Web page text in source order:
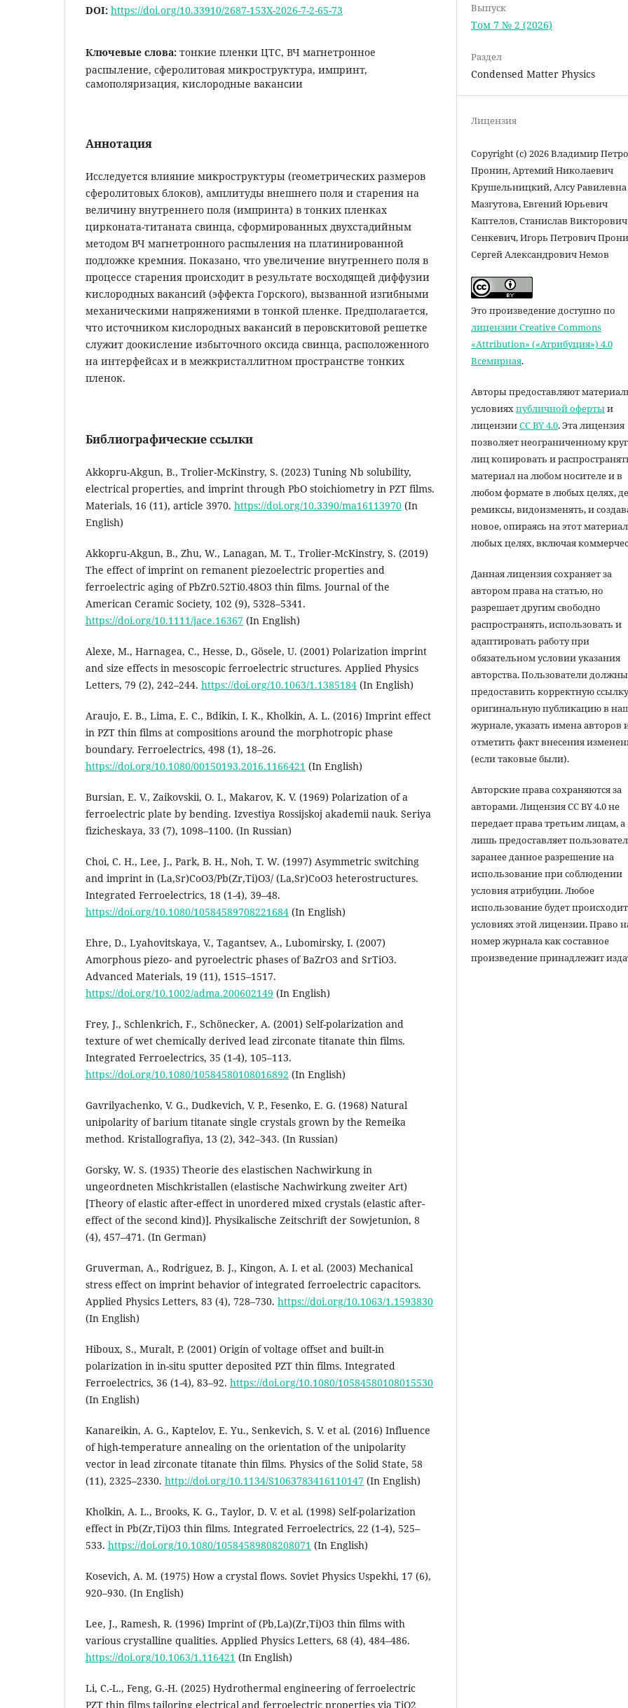
DOI: https://doi.org/10.33910/2687-153X-2026-7-2-65-73
Ключевые слова: тонкие пленки ЦТС, ВЧ магнетронное
распыление, сферолитовая микроструктура, импринт,
самополяризация, кислородные вакансии
Аннотация
Исследуется влияние микроструктуры (геометрических размеров
сферолитовых блоков), амплитуды внешнего поля и старения на
величину внутреннего поля (импринта) в тонких пленках
цирконата-титаната свинца, сформированных двухстадийным
методом ВЧ магнетрон­ного распыления на платинированной
подложке кремния. Показано, что увеличение внутренне­го поля в
процессе старения происходит в результате восходящей диффузии
кислородных вакан­сий (эффекта Горского), вызванной изгибными
механическими напряжениями в тонкой пленке. Предполагается,
что источником кислородных вакансий в перовскитовой решетке
служит доокис­ление избыточного оксида свинца, расположенного
на интерфейсах и в межкристаллитном про­странстве тонких
пленок.
Библиографические ссылки
Akkopru-Akgun, B., Trolier-McKinstry, S. (2023) Tuning Nb solubility,
electrical properties, and imprint through PbO stoichiometry in PZT films.
Materials, 16 (11), article 3970. https://doi.org/10.3390/ma16113970 (In
English)
Akkopru-Akgun, B., Zhu, W., Lanagan, M. T., Trolier-McKinstry, S. (2019)
The effect of imprint on remanent piezoelectric properties and
ferroelectric aging of PbZr0.52Ti0.48O3 thin films. Journal of the
American Ceramic Society, 102 (9), 5328–5341.
https://doi.org/10.1111/jace.16367 (In English)
Alexe, M., Harnagea, C., Hesse, D., Gösele, U. (2001) Polarization imprint
and size effects in mesoscopic ferroelectric structures. Applied Physics
Letters, 79 (2), 242–244. https://doi.org/10.1063/1.1385184 (In English)
Araujo, E. B., Lima, E. C., Bdikin, I. K., Kholkin, A. L. (2016) Imprint effect
in PZT thin films at compositions around the morphotropic phase
boundary. Ferroelectrics, 498 (1), 18–26.
https://doi.org/10.1080/00150193.2016.1166421 (In English)
Bursian, E. V., Zaikovskii, O. I., Makarov, K. V. (1969) Polarization of a
ferroelectric plate by bending. Izvestiya Rossijskoj akademii nauk. Seriya
fizicheskaya, 33 (7), 1098–1100. (In Russian)
Choi, C. H., Lee, J., Park, B. H., Noh, T. W. (1997) Asymmetric switching
and imprint in (La,Sr)CoO3/Pb(Zr,Ti)O3/ (La,Sr)CoO3 heterostructures.
Integrated Ferroelectrics, 18 (1-4), 39–48.
https://doi.org/10.1080/10584589708221684 (In English)
Ehre, D., Lyahovitskaya, V., Tagantsev, A., Lubomirsky, I. (2007)
Amorphous piezo- and pyroelectric phases of BaZrO3 and SrTiO3.
Advanced Materials, 19 (11), 1515–1517.
https://doi.org/10.1002/adma.200602149 (In English)
Frey, J., Schlenkrich, F., Schönecker, A. (2001) Self-polarization and
texture of wet chemically derived lead zirconate titanate thin films.
Integrated Ferroelectrics, 35 (1-4), 105–113.
https://doi.org/10.1080/10584580108016892 (In English)
Gavrilyachenko, V. G., Dudkevich, V. P., Fesenko, E. G. (1968) Natural
unipolarity of barium titanate single crystals grown by the Remeika
method. Kristallografiya, 13 (2), 342–343. (In Russian)
Gorsky, W. S. (1935) Theorie des elastischen Nachwirkung in
ungeordneten Mischkristallen (elastische Nachwirkung zweiter Art)
[Theory of elastic after-effect in unordered mixed crystals (elastic after-
effect of the second kind)]. Physikalische Zeitschrift der Sowjetunion, 8
(4), 457–471. (In German)
Gruverman, A., Rodriguez, B. J., Kingon, A. I. et al. (2003) Mechanical
stress effect on imprint behavior of integrated ferroelectric capacitors.
Applied Physics Letters, 83 (4), 728–730. https://doi.org/10.1063/1.1593830
(In English)
Hiboux, S., Muralt, P. (2001) Origin of voltage offset and built-in
polarization in in-situ sputter deposited PZT thin films. Integrated
Ferroelectrics, 36 (1-4), 83–92. https://doi.org/10.1080/10584580108015530
(In English)
Kanareikin, A. G., Kaptelov, E. Yu., Senkevich, S. V. et al. (2016) Influence
of high-temperature annealing on the orientation of the unipolarity
vector in lead zirconate titanate thin films. Physics of the Solid State, 58
(11), 2325–2330. http://doi.org/10.1134/S1063783416110147 (In English)
Kholkin, A. L., Brooks, K. G., Taylor, D. V. et al. (1998) Self-polarization
effect in Pb(Zr,Ti)O3 thin films. Integrated Ferroelectrics, 22 (1-4), 525–
533. https://doi.org/10.1080/10584589808208071 (In English)
Kosevich, A. M. (1975) How a crystal flows. Soviet Physics Uspekhi, 17 (6),
920–930. (In English)
Lee, J., Ramesh, R. (1996) Imprint of (Pb,La)(Zr,Ti)O3 thin films with
various crystalline qualities. Applied Physics Letters, 68 (4), 484–486.
https://doi.org/10.1063/1.116421 (In English)
Li, C.-L., Feng, G.-H. (2025) Hydrothermal engineering of ferroelectric
PZT thin films tailoring electrical and ferroelectric properties via TiO2
Выпуск
Том 7 № 2 (2026)
Раздел
Condensed Matter Physics
Лицензия
Copyright (c) 2026 Владимир
Пронин, Артемий Николаевич
Крушельницкий, Алсу Равилевна
Мазгутова, Евгений Юрьевич
Каптелов, Станислав Викторович
Сенкевич, Игорь Петрович
Сергей Александрович Немов
Это произведение доступно по
лицензии Creative Commons
«Attribution» («Атрибуция») 4.0
Всемирная.
Авторы предоставляют
условияхпубличной офертыи
лицензииCC BY 4.0. Эта лицензия
позволяет неограниченному
лиц копировать и
материал на любом носителе и в
любом формате в любых целях,
ремиксы, видоизменять, и
новое, опираясь на этот
любых целях, включая
Данная лицензия сохраняет за
автором права на статью, но
разрешает другим свободно
распространять, использовать и
адаптировать работу при
обязательном условии указания
авторства. Пользователи должны
предоставить корректную
оригинальную публикацию в
журнале, указать имена авторов
отметить факт внесения
(если таковые были).
Авторские права сохраняются за
авторами. Лицензия CC BY 4.0 не
передает права третьим лицам, а
лишь предоставляет
заранее данное разрешение на
использование при соблюдении
условия атрибуции. Любое
использование будет
условиях этой лицензии. Право
номер журнала как составное
произведение принадлежит